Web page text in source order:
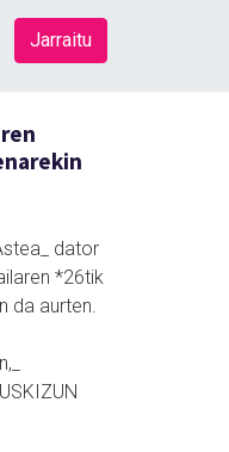
Jarraitu
dator
*26tik
da aurten.